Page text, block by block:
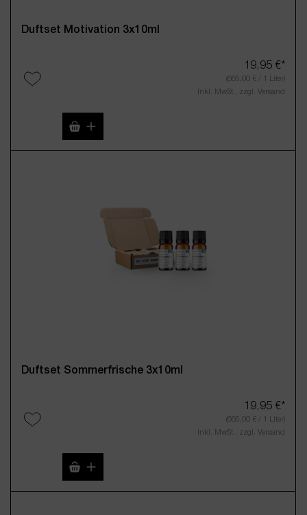
Duftset Motivation 3x10ml
19,95 €*
(665,00 € / 1 Liter)
Inkl. MwSt., zzgl. Versand
Produkt Anzahl: Gib den gewünschten
Duftset Sommerfrische 3x10ml
19,95 €*
(665,00 € / 1 Liter)
Inkl. MwSt., zzgl. Versand
Produkt Anzahl: Gib den gewünschten